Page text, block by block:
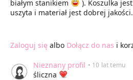
białym stanikiem
). Koszulka
uszyta i materiał jest dobrej jakości.
Zaloguj się albo Dołącz do nas i
Nieznany profil • 10 lat temu
śliczna